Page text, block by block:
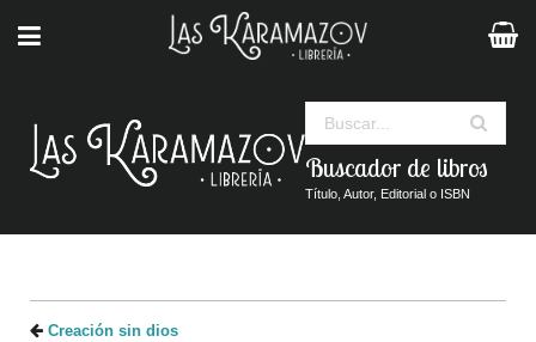
Buscador de libros
Título, Autor, Editorial o ISBN
Creación sin dios